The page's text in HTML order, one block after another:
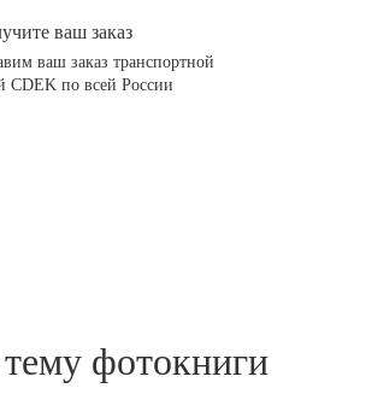
ваш заказ
ваш заказ транспортной
CDEK по всей России
фотокниги